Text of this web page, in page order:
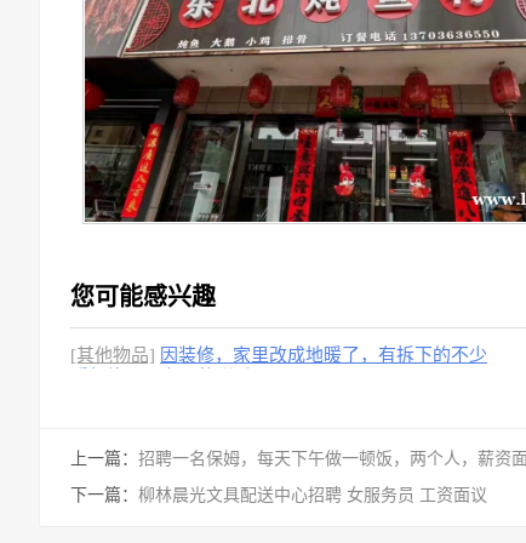
您可能感兴趣
[其他物品] 因装修，家里改成地暖了，有拆下的不少
上一篇： 招聘一名保姆，每天下午做一顿饭，两个人，薪资
下一篇： 柳林晨光文具配送中心招聘 女服务员 工资面议